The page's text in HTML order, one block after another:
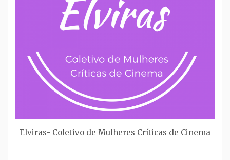
Elviras- Coletivo de Mulheres Críticas de Cinema